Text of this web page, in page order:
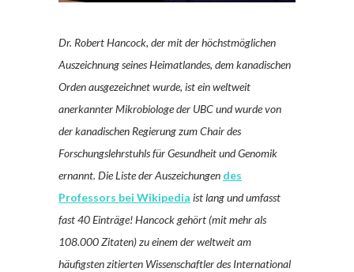
Dr. Robert Hancock, der mit der höchstmöglichen
Auszeichnung seines Heimatlandes, dem kanadischen
Orden ausgezeichnet wurde, ist ein weltweit
anerkannter Mikrobiologe der UBC und wurde von
der kanadischen Regierung zum Chair des
Forschungslehrstuhls für Gesundheit und Genomik
ernannt. Die Liste der Auszeichungen des
Professors bei Wikipedia ist lang und umfasst
fast 40 Einträge! Hancock gehört (mit mehr als
108.000 Zitaten) zu einem der weltweit am
häufigsten zitierten Wissenschaftler des International